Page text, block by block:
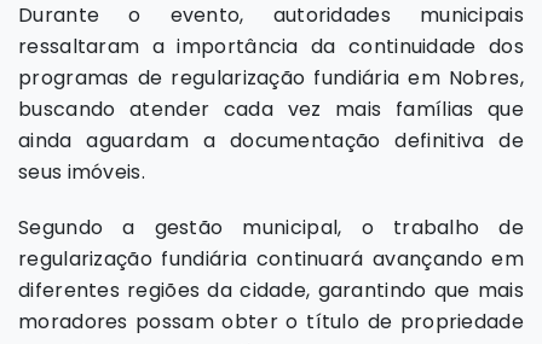
Durante o evento, autoridades municipais
ressaltaram a importância da continuidade dos
programas de regularização fundiária em Nobres,
buscando atender cada vez mais famílias que
ainda aguardam a documentação definitiva de
seus imóveis.
Segundo a gestão municipal, o trabalho de
regularização fundiária continuará avançando em
diferentes regiões da cidade, garantindo que mais
moradores possam obter o título de propriedade